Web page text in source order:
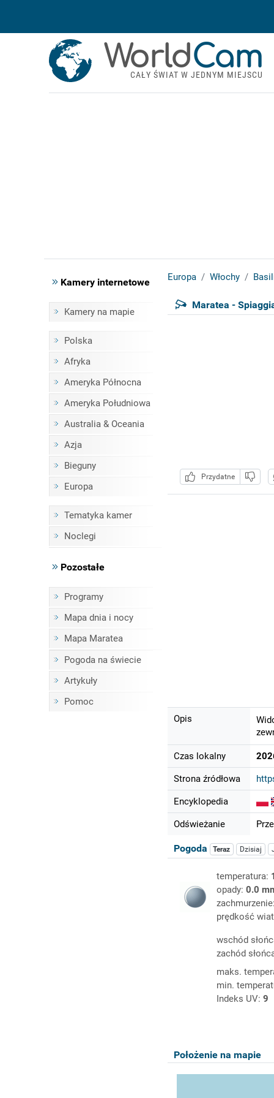
WorldCam
CAŁY ŚWIAT W JEDNYM MIEJSCU
Kamery internetowe
Kamery na mapie
Polska
Afryka
Ameryka Północna
Ameryka Południowa
Australia & Oceania
Azja
Bieguny
Europa
Tematyka kamer
Noclegi
Pozostałe
Programy
Mapa dnia i nocy
Mapa Maratea
Pogoda na świecie
Artykuły
Pomoc
Europa Włochy
Maratea -
Przydatne
Opis
Czas lokalny
Strona źródłowa
Encyklopedia
Odświeżanie
Pogoda Teraz Dzisiaj
temperatura:
opady: 0.0
zachmurzenie:
prędkość
wschód
zachód
maks.
min.
Indeks UV: 9
Położenie na mapie